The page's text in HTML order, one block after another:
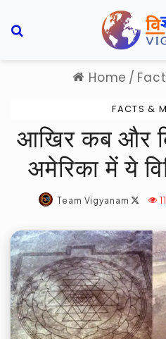
Home /
FACTS &
आखिर कब और
अमेरिका में ये
Team Vigyanam
X